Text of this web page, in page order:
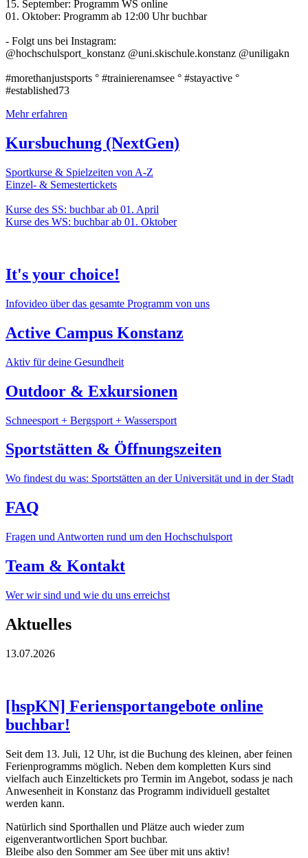
15. September: Programm WS online
01. Oktober: Programm ab 12:00 Uhr buchbar
- Folgt uns bei Instagram:
@hochschulsport_konstanz @uni.skischule.konstanz @uniligakn
#morethanjustsports ° #trainierenamsee ° #stayactive °
#established73
Mehr erfahren
Kursbuchung (NextGen)
Sportkurse & Spielzeiten von A-Z
Einzel- & Semestertickets
Kurse des SS: buchbar ab 01. April
Kurse des WS: buchbar ab 01. Oktober
It's your choice!
Infovideo über das gesamte Programm von uns
Active Campus Konstanz
Aktiv für deine Gesundheit
Outdoor & Exkursionen
Schneesport + Bergsport + Wassersport
Sportstätten & Öffnungszeiten
Wo findest du was: Sportstätten an der Universität und in der Stadt
FAQ
Fragen und Antworten rund um den Hochschulsport
Team & Kontakt
Wer wir sind und wie du uns erreichst
Aktuelles
13.07.2026
[hspKN] Feriensportangebote online
buchbar!
Seit dem 13. Juli, 12 Uhr, ist die Buchung des kleinen, aber feinen
Ferienprogramms möglich. Neben dem kompletten Kurs sind
vielfach auch Einzeltickets pro Termin im Angebot, sodass je nach
Anwesenheit in Konstanz das Programm individuell gestaltet
werden kann.
Natürlich sind Sporthallen und Plätze auch wieder zum
eigenverantwortlichen Sport buchbar.
Bleibe also den Sommer am See über mit uns aktiv!